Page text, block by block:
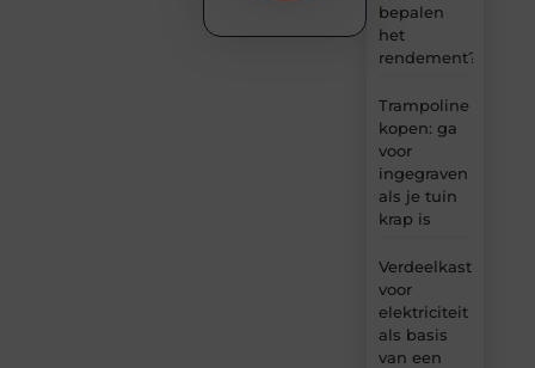
bepalen
het
rendement?
Trampoline
kopen: ga
voor
ingegraven
als je tuin
krap is
Verdeelkast
voor
elektriciteit
als basis
van een